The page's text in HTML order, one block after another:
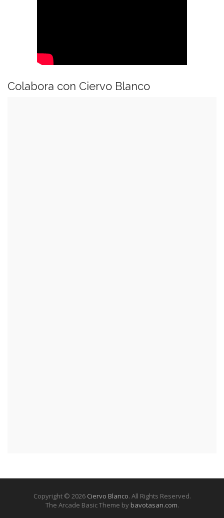
Colabora con Ciervo Blanco
Copyright © 2026 Ciervo Blanco. All Rights Reserved.
The Arcade Basic Theme by bavotasan.com.